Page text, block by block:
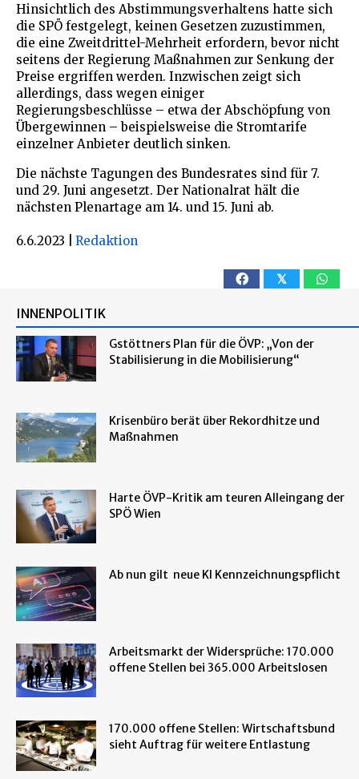
Hinsichtlich des Abstimmungsverhaltens hatte sich
die SPÖ festgelegt, keinen Gesetzen zuzustimmen,
die eine Zweitdrittel-Mehrheit erfordern, bevor nicht
seitens der Regierung Maßnahmen zur Senkung der
Preise ergriffen werden. Inzwischen zeigt sich
allerdings, dass wegen einiger
Regierungsbeschlüsse – etwa der Abschöpfung von
Übergewinnen – beispielsweise die Stromtarife
einzelner Anbieter deutlich sinken.
Die nächste Tagungen des Bundesrates sind für 7.
und 29. Juni angesetzt. Der Nationalrat hält die
nächsten Plenartage am 14. und 15. Juni ab.
6.6.2023 Redaktion
𝕏
INNENPOLITIK
Gstöttners Plan für die ÖVP: „Von der
Stabilisierung in die Mobilisierung“
Krisenbüro berät über Rekordhitze und
Maßnahmen
Harte ÖVP-Kritik am teuren Alleingang der
SPÖ Wien
Ab nun gilt neue KI Kennzeichnungspflicht
Arbeitsmarkt der Widersprüche: 170.000
offene Stellen bei 365.000 Arbeitslosen
170.000 offene Stellen: Wirtschaftsbund
sieht Auftrag für weitere Entlastung